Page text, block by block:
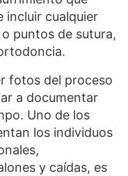
incluir cualquier
puntos de sutura,
fotos del proceso
a documentar
Uno de los
los individuos
y caídas, es